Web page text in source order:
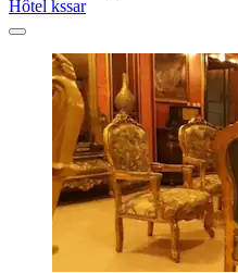
Hôtel kssar